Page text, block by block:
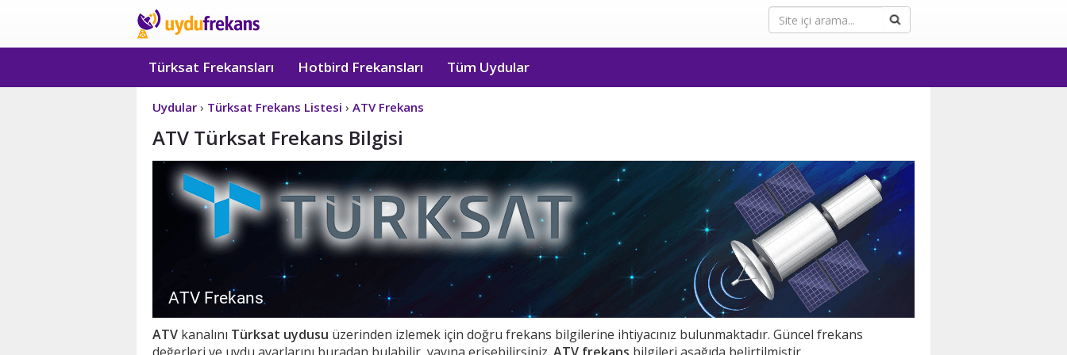
Türksat Frekansları Hotbird Frekansları Tüm Uydular
Uydular › Türksat Frekans Listesi › ATV Frekans
ATV Türksat Frekans Bilgisi
ATV kanalını Türksat uydusu üzerinden izlemek için doğru frekans bilgilerine ihtiyacınız bulunmaktadır. Güncel frekans